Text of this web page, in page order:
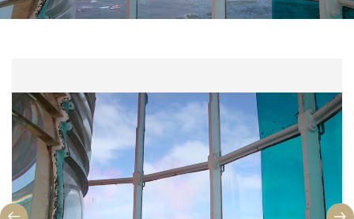
La vie au phare
Tarifs et visites